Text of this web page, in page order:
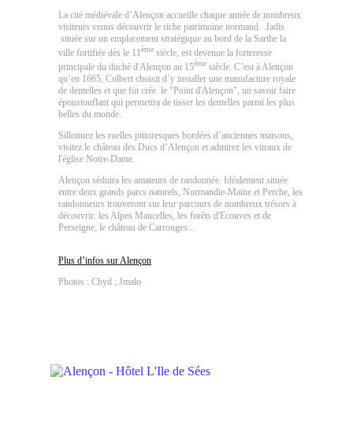
La cité médiévale d’Alençon accueille chaque année de nombreux
visiteurs venus découvrir le riche patrimoine normand. Jadis
située sur un emplacement stratégique au bord de la Sarthe la
ville fortifiée dès le 11ème siècle, est devenue la forteresse
principale du duché d'Alençon au 15ème siècle. C’est à Alençon
qu’en 1665, Colbert choisit d’y installer une manufacture royale
de dentelles et que fut crée le "Point d'Alençon", un savoir faire
époustouflant qui permettra de tisser les dentelles parmi les plus
belles du monde.
Sillonnez les ruelles pittoresques bordées d’anciennes maisons,
visitez le château des Ducs d’Alençon et admirez les vitraux de
l'église Notre-Dame.
Alençon séduira les amateurs de randonnée. Idéalement située
entre deux grands parcs naturels, Normandie-Maine et Perche, les
randonneurs trouveront sur leur parcours de nombreux trésors à
découvrir: les Alpes Mancelles, les forêts d'Ecouves et de
Perseigne, le château de Carrouges...
Plus d’infos sur Alençon
Photos : Cbyd ; Jmalo